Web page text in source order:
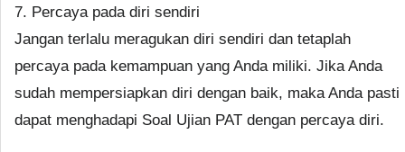
7. Percaya pada diri sendiri
Jangan terlalu meragukan diri sendiri dan tetaplah
percaya pada kemampuan yang Anda miliki. Jika Anda
sudah mempersiapkan diri dengan baik, maka Anda pasti
dapat menghadapi Soal Ujian PAT dengan percaya diri.